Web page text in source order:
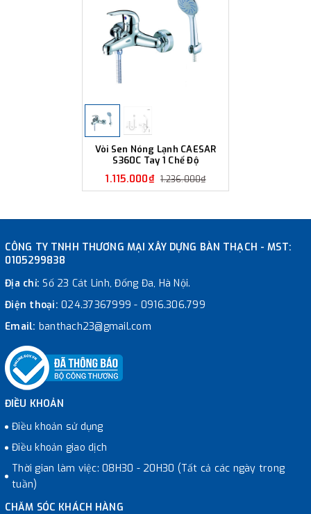
Vòi Sen Nóng Lạnh CAESAR
S360C Tay 1 Chế Độ
1.115.000₫ 1.236.000₫
CÔNG TY TNHH THƯƠNG MẠI XÂY DỰNG BÀN THẠCH - MST:
0105299838
Địa chỉ:Số 23 Cát Linh, Đống Đa, Hà Nội.
Điện thoại: 024.37367999 - 0916.306.799
Email: banthach23@gmail.com
ĐIỀU KHOẢN
Điều khoản sử dụng
Điều khoản giao dịch
Thời gian làm việc: 08H30 - 20H30 (Tất cả các ngày trong
tuần)
CHĂM SÓC KHÁCH HÀNG